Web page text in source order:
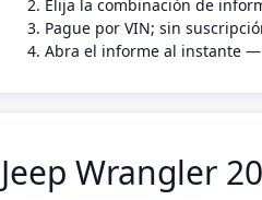
Elija la combinación de
Pague por VIN; sin
Abra el informe al instante —
Jeep Wrangler